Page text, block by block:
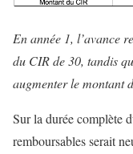
En année 1, l’avance
du CIR de 30, tandis
augmenter le montant
Sur la durée complète
remboursables serait